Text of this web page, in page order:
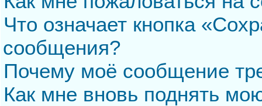
Что означает кнопка
сообщения?
Почему моё сообщение
Как мне вновь поднять